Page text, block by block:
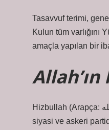
Tasavvuf terimi,
Kulun tüm varlığını
amaçla yapılan bir
Hizbullah (Arapça: حزب الله‎, Allah Partisi veya Hisbi Allah) Lübnan’da hem sivil hem de askeri kanatları olan bir Şii
siyasi ve askeri